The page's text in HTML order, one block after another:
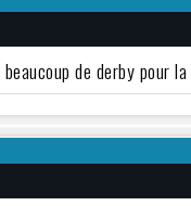
de derby pour